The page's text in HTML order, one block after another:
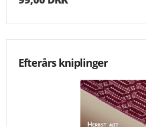
Efterårs kniplinger